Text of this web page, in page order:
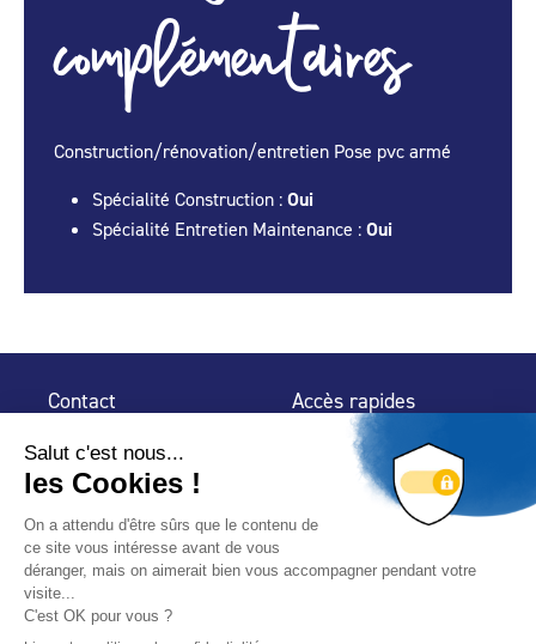
complémentaires
Construction/rénovation/entretien Pose pvc armé
Spécialité Construction : Oui
Spécialité Entretien Maintenance : Oui
Contact
32 rue de Mogador
75 009 Paris
Accès rapides
Espace Presse
Trouver un
professionnel
Nous suivre